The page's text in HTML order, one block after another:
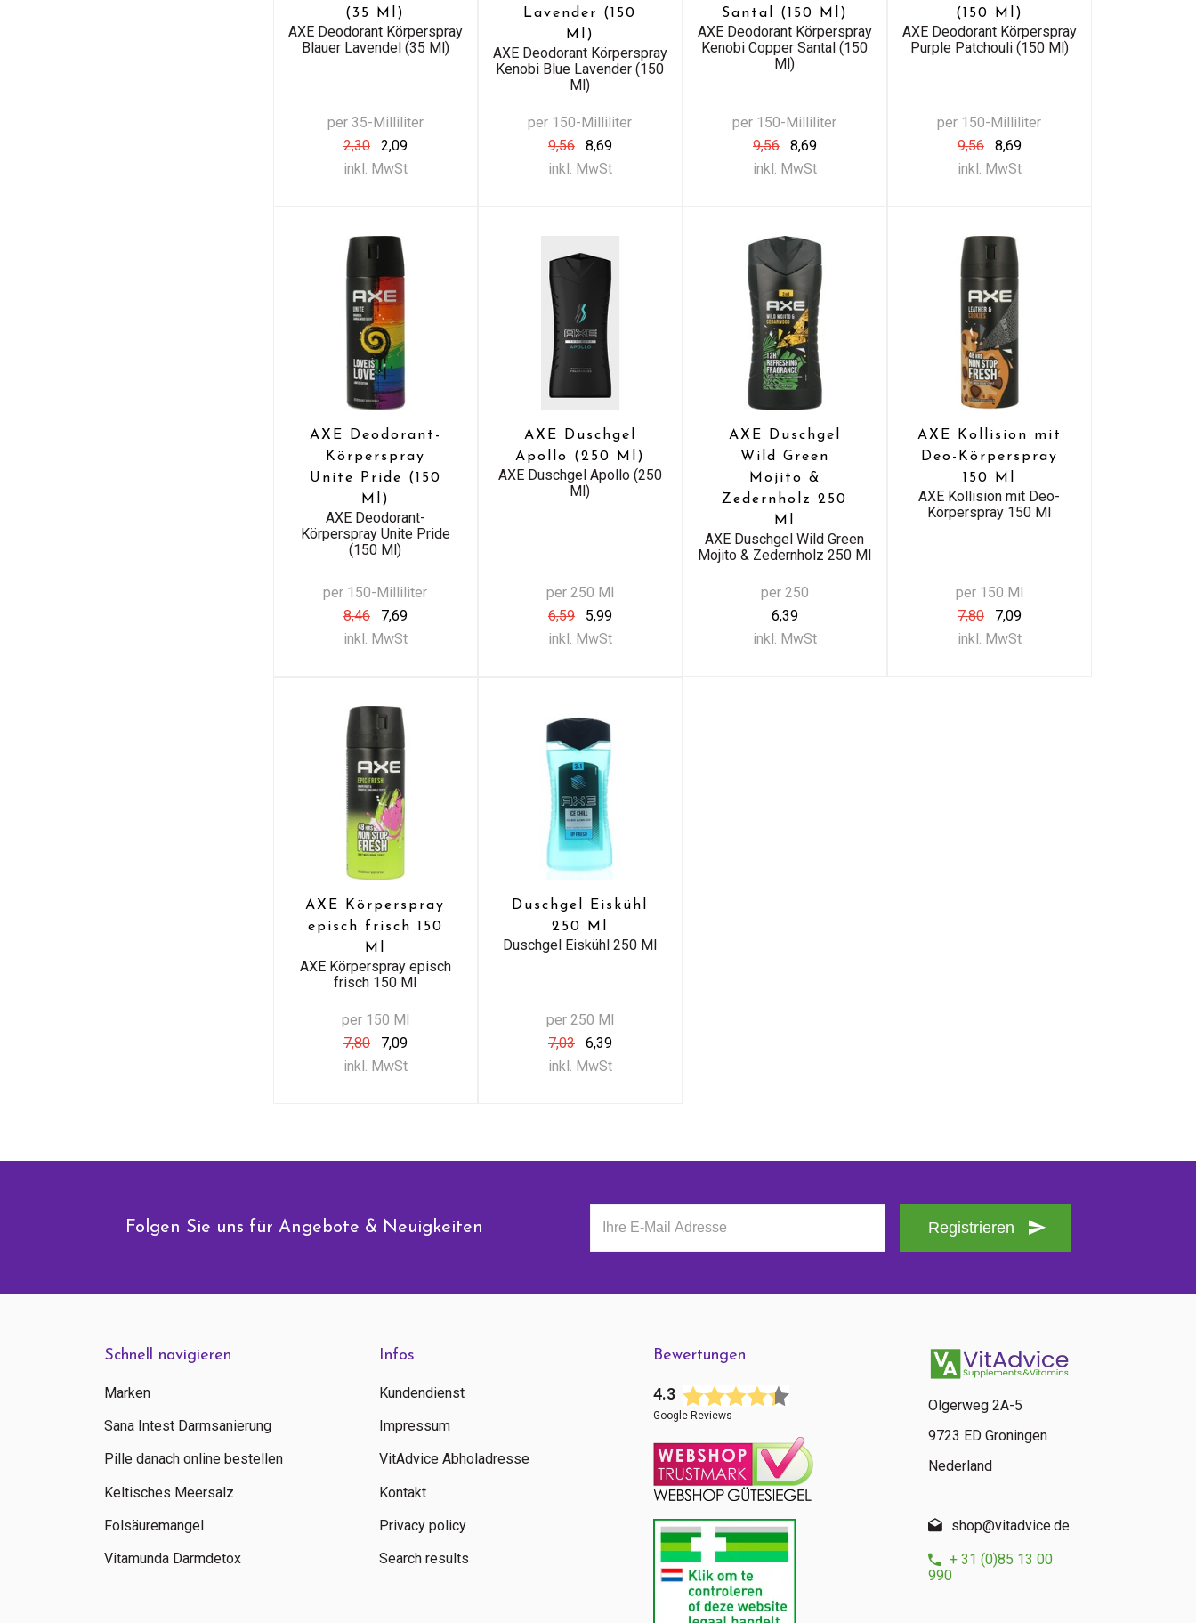
(35 Ml)
AXE Deodorant Körperspray
Blauer Lavendel (35 Ml)
per 35-Milliliter
2,30
2,09
inkl. MwSt
Lavender (150
Ml)
AXE Deodorant Körperspray
Kenobi Blue Lavender (150
Ml)
per 150-Milliliter
9,56
8,69
inkl. MwSt
Santal (150 Ml)
AXE Deodorant Körperspray
Kenobi Copper Santal (150
Ml)
per 150-Milliliter
9,56
8,69
inkl. MwSt
(150 Ml)
AXE Deodorant Körperspray
Purple Patchouli (150 Ml)
per 150-Milliliter
9,56
8,69
inkl. MwSt
AXE Deodorant-
Körperspray
Unite Pride (150
Ml)
AXE Deodorant-
Körperspray Unite Pride
(150 Ml)
per 150-Milliliter
8,46
7,69
inkl. MwSt
AXE Duschgel
Apollo (250 Ml)
AXE Duschgel Apollo (250
Ml)
per 250 Ml
6,59
5,99
inkl. MwSt
AXE Duschgel
Wild Green
Mojito &
Zedernholz 250
Ml
AXE Duschgel Wild Green
Mojito & Zedernholz 250 Ml
per 250
6,39
inkl. MwSt
AXE Kollision mit
Deo-Körperspray
150 Ml
AXE Kollision mit Deo-
Körperspray 150 Ml
per 150 Ml
7,80
7,09
inkl. MwSt
AXE Körperspray
episch frisch 150
Ml
AXE Körperspray episch
frisch 150 Ml
per 150 Ml
7,80
7,09
inkl. MwSt
Duschgel Eiskühl
250 Ml
Duschgel Eiskühl 250 Ml
per 250 Ml
7,03
6,39
inkl. MwSt
Folgen Sie uns für Angebote & Neuigkeiten Registrieren
Schnell navigieren
Marken
Sana Intest Darmsanierung
Pille danach online bestellen
Keltisches Meersalz
Folsäuremangel
Vitamunda Darmdetox
Infos
Kundendienst
Impressum
VitAdvice Abholadresse
Kontakt
Privacy policy
Search results
Bewertungen
4.3
Google Reviews
Olgerweg 2A-5
9723 ED Groningen
Nederland
shop@vitadvice.de
+ 31 (0)85 13 00
990